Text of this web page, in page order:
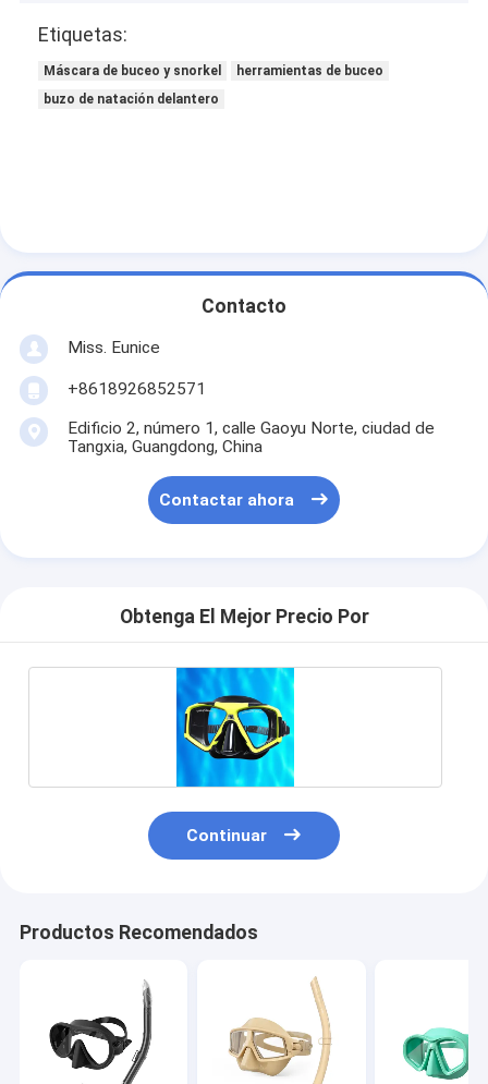
Etiquetas:
Máscara de buceo y snorkel
herramientas de buceo
buzo de natación delantero
Contacto
Miss. Eunice
+8618926852571
Edificio 2, número 1, calle Gaoyu Norte, ciudad de
Tangxia, Guangdong, China
Contactar ahora
Obtenga El Mejor Precio Por
Continuar
Productos Recomendados